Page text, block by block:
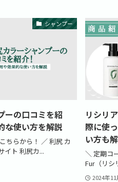
シャンプー
ーの口コミを紹
な使い方を解説
ちらから！ ／ 利尻 カ
イト 利尻カ...
リシリ
際に使
い方も
＼ 定期コ
Fur（リシ
2024年11